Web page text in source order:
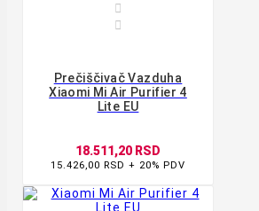


Prečiščivač Vazduha
Xiaomi Mi Air Purifier 4
Lite EU
18.511,20 RSD
15.426,00 RSD + 20% PDV